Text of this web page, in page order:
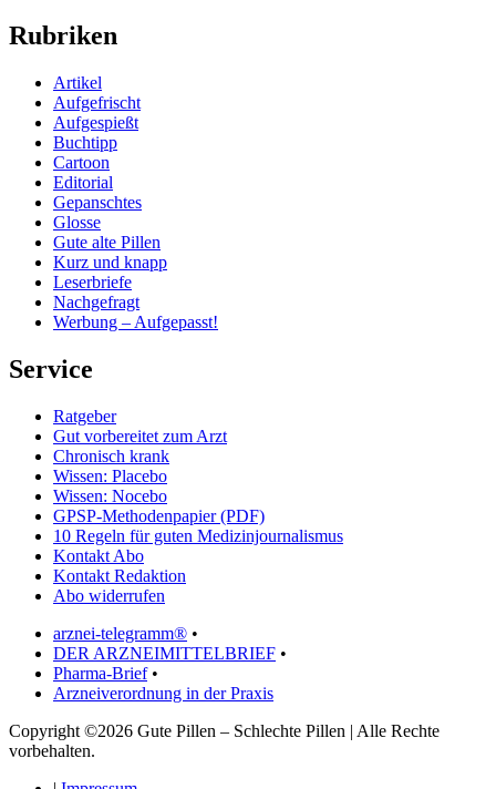
Rubriken
Artikel
Aufgefrischt
Aufgespießt
Buchtipp
Cartoon
Editorial
Gepanschtes
Glosse
Gute alte Pillen
Kurz und knapp
Leserbriefe
Nachgefragt
Werbung – Aufgepasst!
Service
Ratgeber
Gut vorbereitet zum Arzt
Chronisch krank
Wissen: Placebo
Wissen: Nocebo
GPSP-Methodenpapier (PDF)
10 Regeln für guten Medizinjournalismus
Kontakt Abo
Kontakt Redaktion
Abo widerrufen
arznei-telegramm® •
DER ARZNEIMITTELBRIEF •
Pharma-Brief•
Arzneiverordnung in der Praxis
Copyright ©2026 Gute Pillen – Schlechte Pillen | Alle Rechte
vorbehalten.